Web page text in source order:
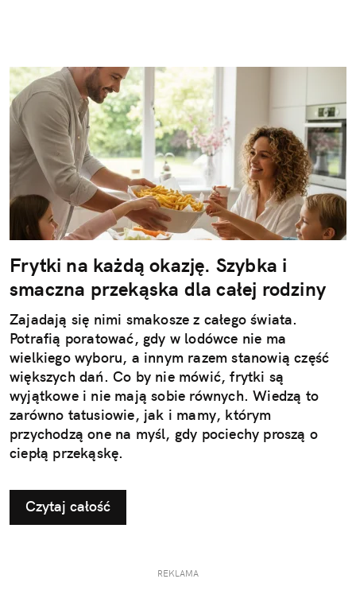
Frytki na każdą okazję. Szybka i
smaczna przekąska dla całej rodziny
Zajadają się nimi smakosze z całego świata.
Potrafią poratować, gdy w lodówce nie ma
wielkiego wyboru, a innym razem stanowią część
większych dań. Co by nie mówić, frytki są
wyjątkowe i nie mają sobie równych. Wiedzą to
zarówno tatusiowie, jak i mamy, którym
przychodzą one na myśl, gdy pociechy proszą o
ciepłą przekąskę.
Czytaj całość
REKLAMA